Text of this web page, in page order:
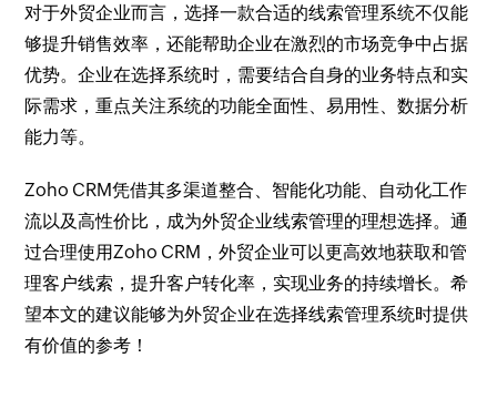
对于外贸企业而言，选择一款合适的线索管理系统不仅能
够提升销售效率，还能帮助企业在激烈的市场竞争中占据
优势。企业在选择系统时，需要结合自身的业务特点和实
际需求，重点关注系统的功能全面性、易用性、数据分析
能力等。
Zoho CRM凭借其多渠道整合、智能化功能、自动化工作
流以及高性价比，成为外贸企业线索管理的理想选择。通
过合理使用Zoho CRM，外贸企业可以更高效地获取和管
理客户线索，提升客户转化率，实现业务的持续增长。希
望本文的建议能够为外贸企业在选择线索管理系统时提供
有价值的参考！